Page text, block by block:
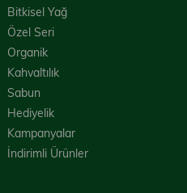
Bitkisel Yağ
Özel Seri
Organik
Kahvaltılık
Sabun
Hediyelik
Kampanyalar
İndirimli Ürünler